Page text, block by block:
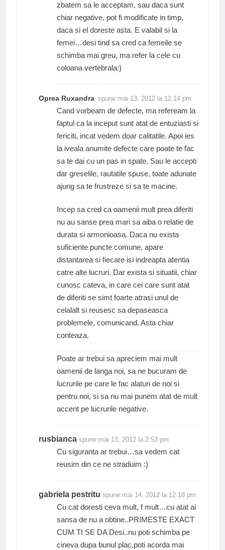
zbatem sa le acceptam, sau daca sunt
chiar negative, pot fi modificate in timp,
daca si el doreste asta. E valabil si la
femei…desi tind sa cred ca femeile se
schimba mai greu, ma refer la cele cu
coloana vertebrala:)
Oprea Ruxandra spune:mai 13, 2012 la 12:14 pm
Cand vorbeam de defecte, ma refeream la
faptul ca la inceput sunt atat de entuziasti si
fericiti, incat vedem doar calitatile. Apoi ies
la iveala anumite defecte care poate te fac
sa te dai cu un pas in spate. Sau le accepti
dar greselile, rautatile spuse, toate adunate
ajung sa te frustreze si sa te macine.
Incep sa cred ca oamenii mult prea diferiti
nu au sanse prea mari sa aiba o relatie de
durata si armonioasa. Daca nu exista
suficiente puncte comune, apare
distantarea si fiecare isi indreapta atentia
catre alte lucruri. Dar exista si situatii, chiar
cunosc cateva, in care cei care sunt atat
de diferiti se simt foarte atrasi unul de
celalalt si reusesc sa depaseasca
problemele, comunicand. Asta chiar
conteaza.
Poate ar trebui sa apreciem mai mult
oamenii de langa noi, sa ne bucuram de
lucrurile pe care le fac alaturi de noi si
pentru noi, si sa nu mai punem atat de mult
accent pe lucrurile negative.
rusbianca spune:mai 13, 2012 la 2:53 pm
Cu siguranta ar trebui…sa vedem cat
reusim din ce ne straduim :)
gabriela pestritu spune:mai 14, 2012 la 12:18 pm
Cu cat doresti ceva mult, f mult…cu atat ai
sansa de nu a obtine..PRIMESTE EXACT
CUM TI SE DA Desi..nu poti schimba pe
cineva dupa bunul plac,poti acorda mai